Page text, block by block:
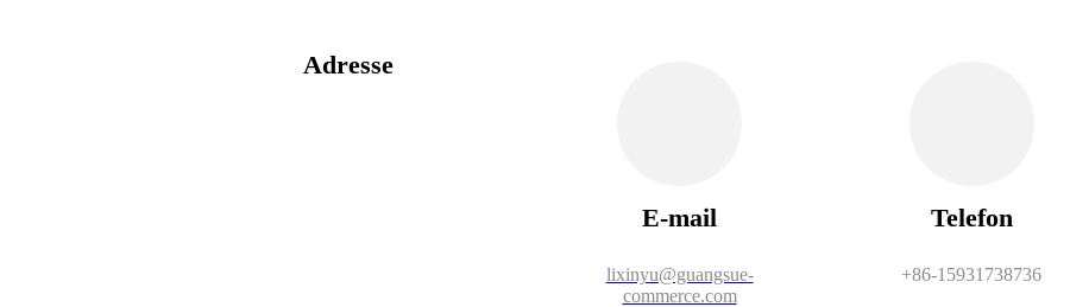
Adresse
E-mail
lixinyu@guangsue-
commerce.com
Telefon
+86-15931738736